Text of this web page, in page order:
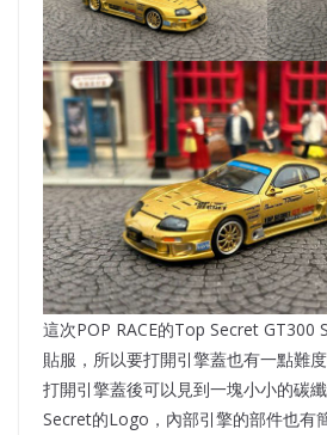
這次POP RACE的Top Secret GT300
貼服，所以要打開引擎蓋也有一點難
打開引擎蓋後可以見到一塊小小的碳
Secret的Logo，內部引擎的部件也有